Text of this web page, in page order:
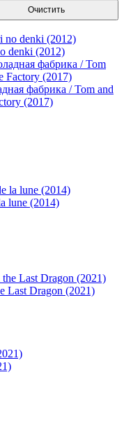
denki (2012)
фабрика / Tom and
(2017)
lune (2014)
Last Dragon (2021)